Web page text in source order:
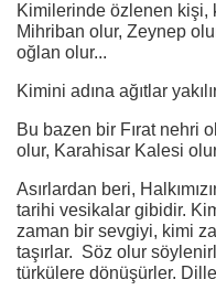
Kimilerinde özlenen kişi,
Mihriban olur, Zeynep
oğlan olur...
Kimini adına ağıtlar
Bu bazen bir Fırat nehri
olur, Karahisar Kalesi
Asırlardan beri,
tarihi vesikalar gibidir.
zaman bir sevgiyi, kimi
taşırlar. Söz olur
türkülere dönüşürler.